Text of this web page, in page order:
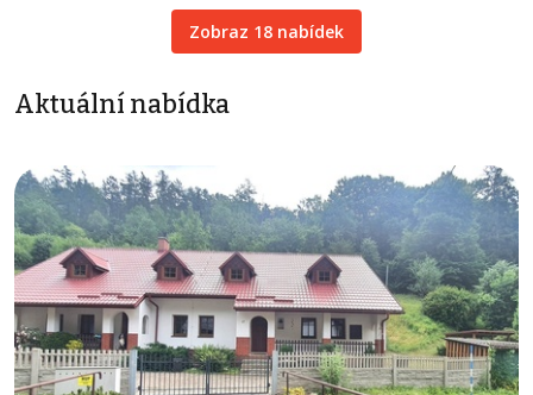
Zobraz 18 nabídek
Aktuální nabídka